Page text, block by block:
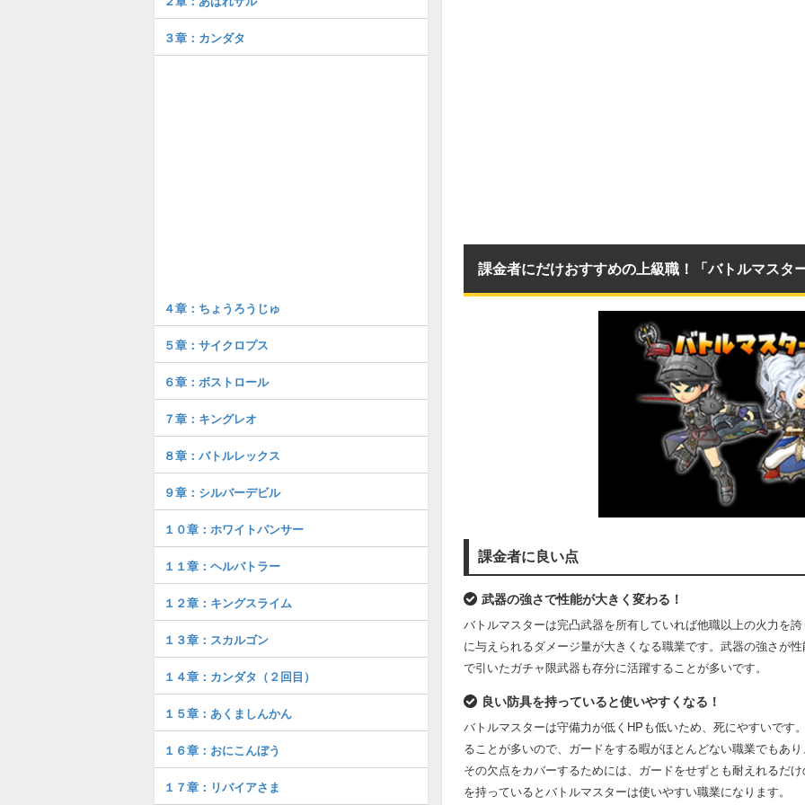
課金者にだけおすすめの上級職！「バトルマスタ
課金者に良い点
武器の強さで性能が大きく変わる！
バトルマスターは完凸武器を所有していれば他職以上の火力を
に与えられるダメージ量が大きくなる職業です。武器の強さが
で引いたガチャ限武器も存分に活躍することが多いです。
良い防具を持っていると使いやすくなる！
バトルマスターは守備力が低くHPも低いため、死にやすいです
ることが多いので、ガードをする暇がほとんどない職業でもあ
その欠点をカバーするためには、ガードをせずとも耐えれるだ
を持っているとバトルマスターは使いやすい職業になります。
３章：カンダタ
４章：ちょうろうじゅ
５章：サイクロプス
６章：ボストロール
７章：キングレオ
８章：バトルレックス
９章：シルバーデビル
１０章：ホワイトパンサー
１１章：ヘルバトラー
１２章：キングスライム
１３章：スカルゴン
１４章：カンダタ（２回目）
１５章：あくましんかん
１６章：おにこんぼう
１７章：リバイアさま